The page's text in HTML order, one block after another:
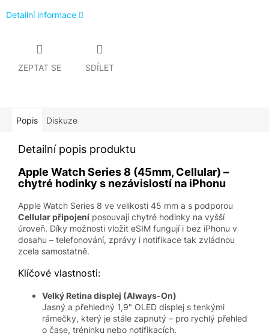
Detailní informace
ZEPTAT SE SDÍLET
Popis Diskuze
Detailní popis produktu
Apple Watch Series 8 (45mm, Cellular) –
chytré hodinky s nezávislostí na iPhonu
Apple Watch Series 8 ve velikosti 45 mm a s podporou
Cellular připojení posouvají chytré hodinky na vyšší
úroveň. Díky možnosti vložit eSIM fungují i bez iPhonu v
dosahu – telefonování, zprávy i notifikace tak zvládnou
zcela samostatně.
Klíčové vlastnosti:
Velký Retina displej (Always-On)
Jasný a přehledný 1,9" OLED displej s tenkými
rámečky, který je stále zapnutý – pro rychlý přehled
o čase, tréninku nebo notifikacích.